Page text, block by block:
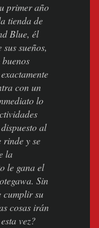
primer año
tienda de
Blue, él
sueños,
con un
lo
al
y se
la
le gana el
Sin
cumplir su
cosas irán
vez?